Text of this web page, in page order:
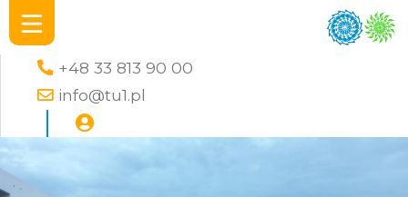
+48 33 813 90 00
info@tu1.pl